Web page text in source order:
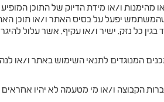
מהימנות ו/או מידת הדיוק של התוכן
יפעל על בסיס האתר ו/או תוכן
בגין כל נזק, ישיר ו/או עקיף, אשר עלול
המנוגדים לתנאי השימוש באתר ו/או
הקבוצה ו/או מי מטעמה לא יהיו אחראים